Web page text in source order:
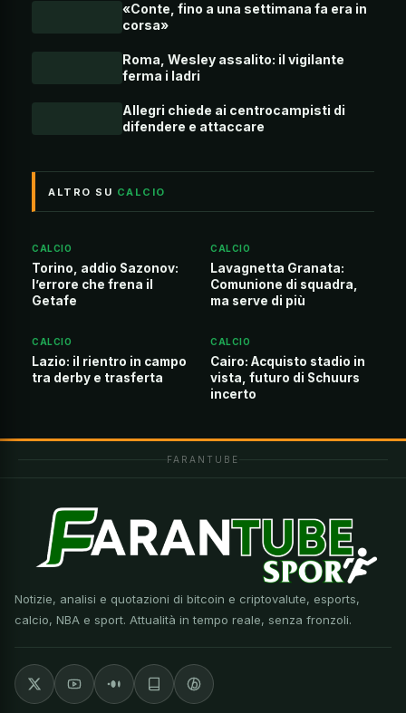
«Conte, fino a una settimana fa era in
corsa»
Roma, Wesley assalito: il vigilante
ferma i ladri
Allegri chiede ai centrocampisti di
difendere e attaccare
ALTRO SU CALCIO
CALCIO
Torino, addio Sazonov:
l’errore che frena il
Getafe
CALCIO
Lavagnetta Granata:
Comunione di squadra,
ma serve di più
CALCIO
Lazio: il rientro in campo
tra derby e trasferta
CALCIO
Cairo: Acquisto stadio in
vista, futuro di Schuurs
incerto
FARANTUBE
Notizie, analisi e quotazioni di bitcoin e criptovalute, esports,
calcio, NBA e sport. Attualità in tempo reale, senza fronzoli.